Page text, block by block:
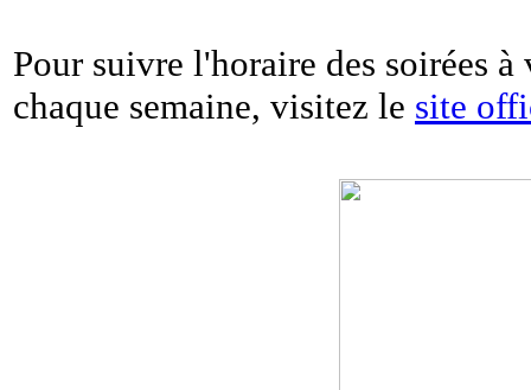
Pour suivre l'horaire des soirées
chaque semaine, visitez le site